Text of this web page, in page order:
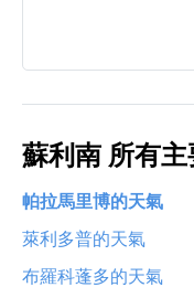
蘇利南 所有
帕拉馬里博的天氣
萊利多普的天氣
布羅科蓬多的天氣